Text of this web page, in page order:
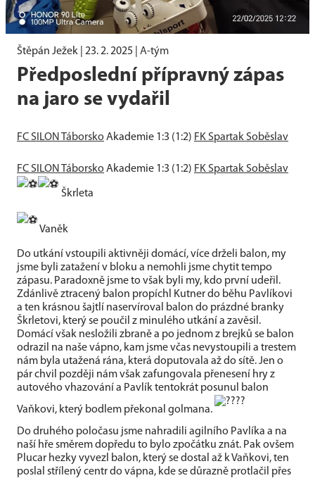
Štěpán Ježek | 23. 2. 2025 A-tým
Předposlední přípravný zápas
na jaro se vydařil
FC SILON Táborsko Akademie 1:3 (1:2) FK Spartak Soběslav
FC SILON Táborsko Akademie 1:3 (1:2) FK Spartak Soběslav
Škrleta
Vaněk
Do utkání vstoupili aktivněji domácí, více drželi balon, my
jsme byli zatažení v bloku a nemohli jsme chytit tempo
zápasu. Paradoxně jsme to však byli my, kdo první udeřil.
Zdánlivě ztracený balon propíchl Kutner do běhu Pavlíkovi
a ten krásnou šajtlí naservíroval balon do prázdné branky
Škrletovi, který se poučil z minulého utkání a zavěsil.
Domácí však nesložili zbraně a po jednom z brejků se balon
odrazil na naše vápno, kam jsme včas nevystoupili a trestem
nám byla utažená rána, která doputovala až do sítě. Jen o
pár chvil později nám však zafungovala přenesení hry z
autového vhazování a Pavlík tentokrát posunul balon
Vaňkovi, který bodlem překonal golmana.
Do druhého poločasu jsme nahradili agilního Pavlíka a na
naší hře směrem dopředu to bylo zpočátku znát. Pak ovšem
Plucar hezky vyvezl balon, který se dostal až k Vaňkovi, ten
poslal střílený centr do vápna, kde se důrazně protlačil přes